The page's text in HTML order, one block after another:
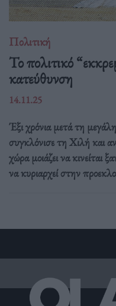
Πολιτική
Το πολιτικό
κατεύθυνση
14.11.25
Έξι χρόνια μετά τη
συγκλόνισε τη Χιλή και
χώρα μοιάζει να κινείται
να κυριαρχεί στην